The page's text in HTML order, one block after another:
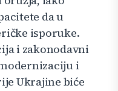
da u
isporuke.
i zakonodavni
i
Ukrajine biće